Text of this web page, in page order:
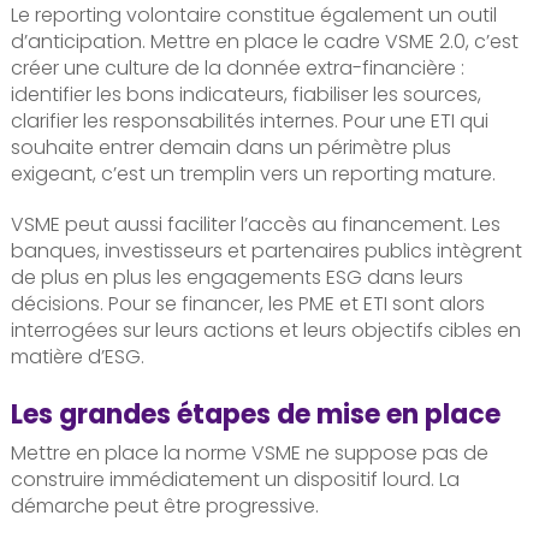
Le reporting volontaire constitue également un outil
d’anticipation. Mettre en place le cadre VSME 2.0, c’est
créer une culture de la donnée extra-financière :
identifier les bons indicateurs, fiabiliser les sources,
clarifier les responsabilités internes. Pour une ETI qui
souhaite entrer demain dans un périmètre plus
exigeant, c’est un tremplin vers un reporting mature.
VSME peut aussi faciliter l’accès au financement. Les
banques, investisseurs et partenaires publics intègrent
de plus en plus les engagements ESG dans leurs
décisions. Pour se financer, les PME et ETI sont alors
interrogées sur leurs actions et leurs objectifs cibles en
matière d’ESG.
Les grandes étapes de mise en place
Mettre en place la norme VSME ne suppose pas de
construire immédiatement un dispositif lourd. La
démarche peut être progressive.